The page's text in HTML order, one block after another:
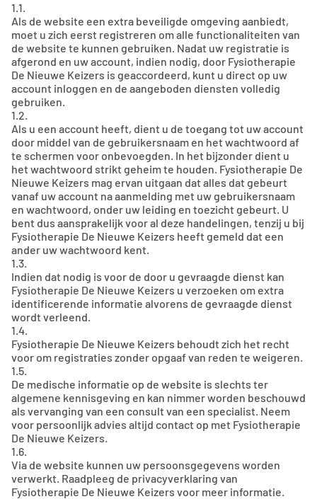
1.1.
Als de website een extra beveiligde omgeving aanbiedt,
moet u zich eerst registreren om alle functionaliteiten van
de website te kunnen gebruiken. Nadat uw registratie is
afgerond en uw account, indien nodig, door Fysiotherapie
De Nieuwe Keizers is geaccordeerd, kunt u direct op uw
account inloggen en de aangeboden diensten volledig
gebruiken.
1.2.
Als u een account heeft, dient u de toegang tot uw account
door middel van de gebruikersnaam en het wachtwoord af
te schermen voor onbevoegden. In het bijzonder dient u
het wachtwoord strikt geheim te houden. Fysiotherapie De
Nieuwe Keizers mag ervan uitgaan dat alles dat gebeurt
vanaf uw account na aanmelding met uw gebruikersnaam
en wachtwoord, onder uw leiding en toezicht gebeurt. U
bent dus aansprakelijk voor al deze handelingen, tenzij u bij
Fysiotherapie De Nieuwe Keizers heeft gemeld dat een
ander uw wachtwoord kent.
1.3.
Indien dat nodig is voor de door u gevraagde dienst kan
Fysiotherapie De Nieuwe Keizers u verzoeken om extra
identificerende informatie alvorens de gevraagde dienst
wordt verleend.
1.4.
Fysiotherapie De Nieuwe Keizers behoudt zich het recht
voor om registraties zonder opgaaf van reden te weigeren.
1.5.
De medische informatie op de website is slechts ter
algemene kennisgeving en kan nimmer worden beschouwd
als vervanging van een consult van een specialist. Neem
voor persoonlijk advies altijd contact op met Fysiotherapie
De Nieuwe Keizers.
1.6.
Via de website kunnen uw persoonsgegevens worden
verwerkt. Raadpleeg de privacyverklaring van
Fysiotherapie De Nieuwe Keizers voor meer informatie.